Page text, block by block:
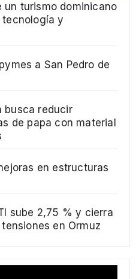
un turismo dominicano
tecnología y
a San Pedro de
busca reducir
de papa con material
en estructuras
sube 2,75 % y cierra
en Ormuz